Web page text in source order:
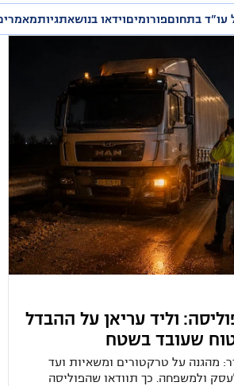
עו״ד בתחוםפורומיםוידאו בנושאתגיות
וליד עריאן על ההבדל
שעובד בשטח
מהגנה על טרקטורים ומשאיות ועד
ולמשפחה. כך תוודאו שהפוליסה